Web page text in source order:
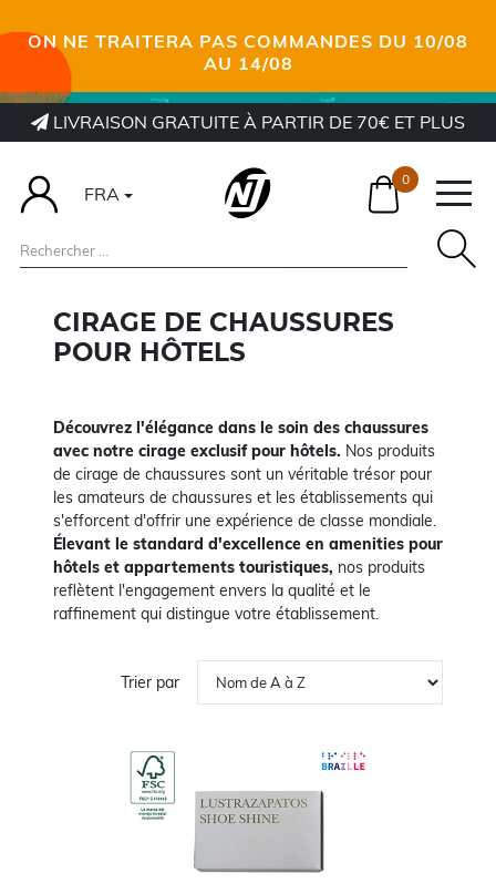
ON NE TRAITERA PAS COMMANDES DU 10/08
AU 14/08
LIVRAISON GRATUITE À PARTIR DE 70€ ET PLUS
FRA
0
CIRAGE DE CHAUSSURES
POUR HÔTELS
Découvrez l'élégance dans le soin des chaussures
avec notre cirage exclusif pour hôtels. Nos produits
de cirage de chaussures sont un véritable trésor pour
les amateurs de chaussures et les établissements qui
s'efforcent d'offrir une expérience de classe mondiale.
Élevant le standard d'excellence en amenities pour
hôtels et appartements touristiques, nos produits
reflètent l'engagement envers la qualité et le
raffinement qui distingue votre établissement.
Trier par